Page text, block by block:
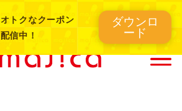
オトクなクーポン
配信中！
ダウンロ
ード
ショッピングにいつも新たな驚きを
UCSカード
majica